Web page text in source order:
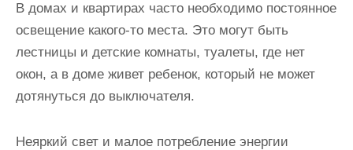
В домах и квартирах часто необходимо постоянное
освещение какого-то места. Это могут быть
лестницы и детские комнаты, туалеты, где нет
окон, а в доме живет ребенок, который не может
дотянуться до выключателя.
Неяркий свет и малое потребление энергии